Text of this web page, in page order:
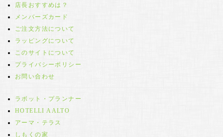
店長おすすめは？
メンバーズカード
ご注文方法について
ラッピングについて
このサイトについて
プライバシーポリシー
お問い合わせ
ラボット・プランナー
HOTELLI AALTO
アーマ・テラス
しもくの家